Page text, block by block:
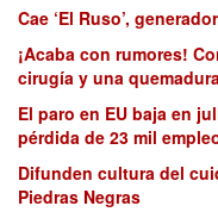
Cae ‘El Ruso’,
¡Acaba con rumores!
cirugía y una
El paro en EU baja en
pérdida de 23 mil
Difunden cultura del
Piedras Negras